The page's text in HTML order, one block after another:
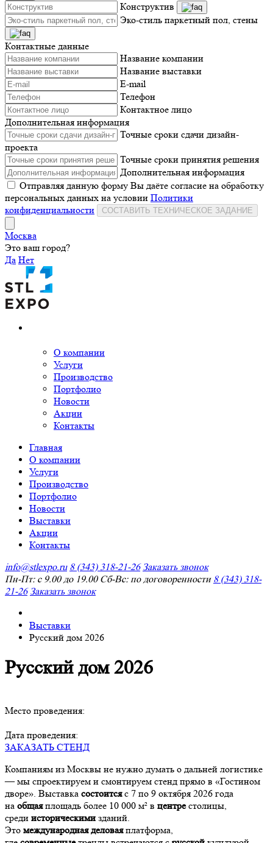
Конструктив
Эко-стиль паркетный пол, стены
Контактные данные
Название компании
Название выставки
E-mail
Телефон
Контактное лицо
Дополнительная информация
Точные сроки сдачи дизайн-
проекта
Точные сроки принятия решения
Дополнительная информация
Отправляя данную форму Вы даёте согласие на обработку
персональных данных на условии Политики
конфиденциальности
СОСТАВИТЬ ТЕХНИЧЕСКОЕ ЗАДАНИЕ
Москва
Это ваш город?
Да Нет
О компании
Услуги
Производство
Портфолио
Новости
Акции
Контакты
Главная
О компании
Услуги
Производство
Портфолио
Новости
Выставки
Акции
Контакты
info@stlexpo.ru 8 (343) 318-21-26 Заказать звонок
Пн-Пт: с 9.00 до 19.00 Сб-Вс: по договоренности 8 (343) 318-
21-26 Заказать звонок
Выставки
Русский дом 2026
Русский дом 2026
Место проведения:
Дата проведения:
ЗАКАЗАТЬ СТЕНД
Компаниям из Москвы не нужно думать о дальней логистике
— мы спроектируем и смонтируем стенд прямо в «Гостином
дворе». Выставка состоитсяс 7 по 9 октября 2026 года
на общаяплощадь более 10 000 м² в центрестолицы,
среди историческими зданий.
Это международная деловаяплатформа,